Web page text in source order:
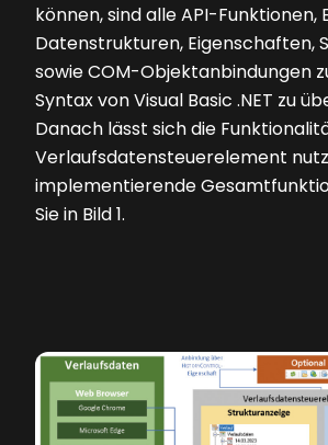
können, sind alle API-Funktionen,
Datenstrukturen, Eigenschaften,
sowie COM-Objektanbindungen
Syntax von Visual Basic .NET zu
Danach lässt sich die
Verlaufsdatensteuerelement
implementierende
Sie in Bild 1.